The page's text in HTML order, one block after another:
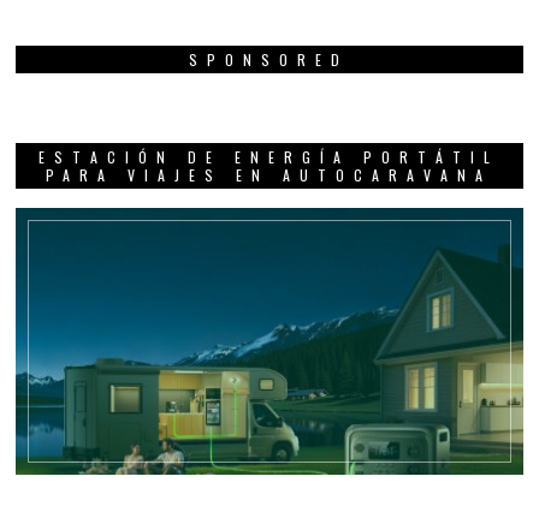
SPONSORED
ESTACIÓN DE ENERGÍA PORTÁTIL
PARA VIAJES EN AUTOCARAVANA